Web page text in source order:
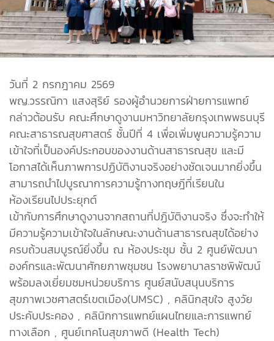
วันที่ 2 กรกฎาคม 2569
พญ.วรรณิกา แสงสุริย์ รองผู้อำนวยการฝ่ายการแพทย์
กล่าวต้อนรับ คณะศึกษาดูงานมหาวิทยาลัยกรุงเทพพธนบุรี
คณะสาธารณสุขศาสตร์ ชั้นปีที่ 4 เพื่อเพิ่มพูนความรู้ความ
เข้าใจที่เป็นองค์ประกอบของงานด้านสาธารณสุข และมี
โอกาสได้เห็นภาพการปฏิบัติงานจริงอย่างชัดเจนมากยิ่งขึ้น
สามารถนำไปบูรณาการความรู้ทางทฤษฎีที่เรียนใน
ห้องเรียนไปประยุกต์
เข้ากับการศึกษาดูงานจากสถานที่ปฏิบัติงานจริง ซึ่งจะทำให้
มีความรู้ความเข้าใจในลักษณะงานด้านสาธารณสุขได้อย่าง
ครบถ้วนสมบูรณ์ยิ่งขึ้น ณ ห้องประชุม ชั้น 2 ศูนย์พัฒนา
องค์กรและพัฒนาศักยภาพชุมชน โรงพยาบาลราชพิพัฒน์
พร้อมลงเยี่ยมชมหน่วยบริการ ศูนย์สนับสนุนบริการ
สุขภาพเวชศาสตร์เขตเมือง(UMSC) , คลินิกสุขใจ สูงวัย
ประคับประคอง , คลินิกการแพทย์แผนไทยและการแพทย์
ทางเลือก , ศูนย์เทคโนสุขภาพดี (Health Tech)